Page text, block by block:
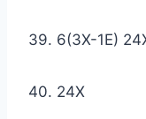
39. 6(3X-1E)
40. 24X